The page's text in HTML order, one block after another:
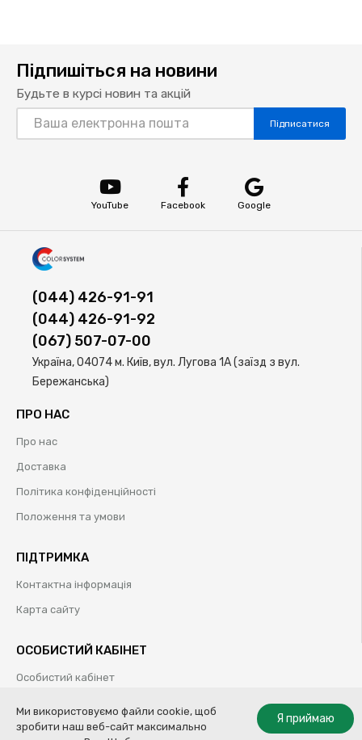
Підпишіться на новини
Будьте в курсі новин та акцій
Підписатися
YouTube Facebook Google
(044) 426-91-91
(044) 426-91-92
(067) 507-07-00
Україна, 04074 м. Київ, вул. Лугова 1А (заїзд з вул.
Бережанська)
ПРО НАС
Про нас
Доставка
Політика конфіденційності
Положення та умови
ПІДТРИМКА
Контактна інформація
Карта сайту
ОСОБИСТИЙ КАБІНЕТ
Особистий кабінет
Обрані товари
Я приймаю
Ми використовуємо файли cookie, щоб
зробити наш веб-сайт максимально